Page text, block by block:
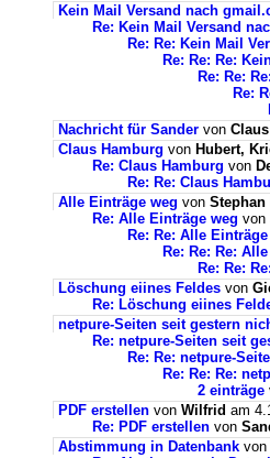
Kein Mail Versand nach
Re: Kein Mail Versand
Re: Re: Kein Mail
Re: Re: Re:
Re: Re:
Re:
Nachricht für Sander von
Claus Hamburg von Hubert,
Re: Claus Hamburg von
Re: Re: Claus
Alle Einträge weg von Stephan
Re: Alle Einträge weg von
Re: Re: Alle
Re: Re: Re:
Re: Re:
Löschung eiines Feldes von
Re: Löschung eiines
netpure-Seiten seit gestern
Re: netpure-Seiten seit
Re: Re: netpure-
Re: Re: Re:
2 einträge
PDF erstellen von Wilfrid am
Re: PDF erstellen von
Abstimmung in Datenbank von